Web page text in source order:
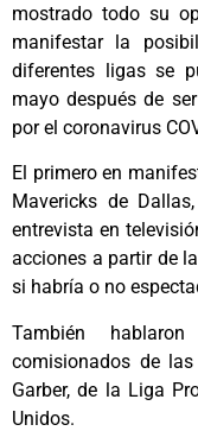
mostrado todo su
manifestar la
diferentes ligas se
mayo después de
por el coronavirus
El primero en
Mavericks de
entrevista en
acciones a partir de
si habría o no
También
comisionados de
Garber, de la Liga
Unidos.